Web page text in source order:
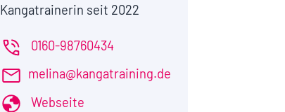
Kangatrainerin seit 2022
0160-98760434
melina@kangatraining.de
Webseite